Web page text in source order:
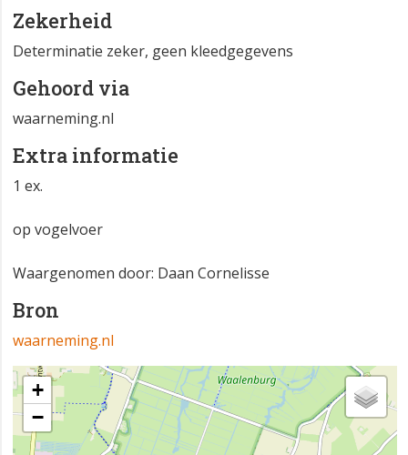
Zekerheid
Determinatie zeker, geen kleedgegevens
Gehoord via
waarneming.nl
Extra informatie
1 ex.
op vogelvoer
Waargenomen door: Daan Cornelisse
Bron
waarneming.nl
+
−